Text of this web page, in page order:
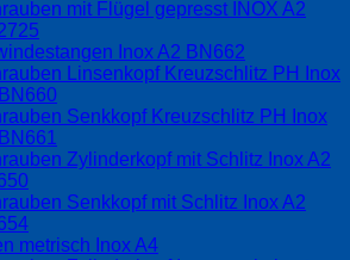
mit Flügel gepresst INOX A2
Inox A2 BN662
Linsenkopf Kreuzschlitz PH Inox
Senkkopf Kreuzschlitz PH Inox
Zylinderkopf mit Schlitz Inox A2
Senkkopf mit Schlitz Inox A2
metrisch Inox A4